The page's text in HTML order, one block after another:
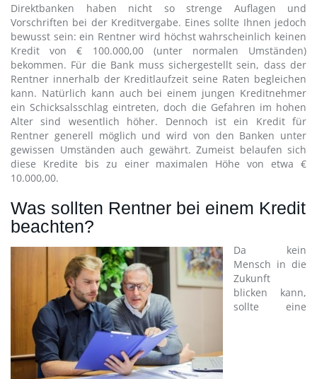
Direktbanken haben nicht so strenge Auflagen und
Vorschriften bei der Kreditvergabe. Eines sollte Ihnen jedoch
bewusst sein: ein Rentner wird höchst wahrscheinlich keinen
Kredit von € 100.000,00 (unter normalen Umständen)
bekommen. Für die Bank muss sichergestellt sein, dass der
Rentner innerhalb der Kreditlaufzeit seine Raten begleichen
kann. Natürlich kann auch bei einem jungen Kreditnehmer
ein Schicksalsschlag eintreten, doch die Gefahren im hohen
Alter sind wesentlich höher. Dennoch ist ein Kredit für
Rentner generell möglich und wird von den Banken unter
gewissen Umständen auch gewährt. Zumeist belaufen sich
diese Kredite bis zu einer maximalen Höhe von etwa €
10.000,00.
Was sollten Rentner bei einem Kredit
beachten?
Da kein
Mensch in die
Zukunft
blicken kann,
sollte eine